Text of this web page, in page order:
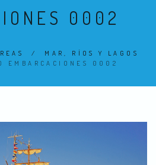
0002
/ MAR, RÍOS Y LAGOS
EMBARCACIONES 0002